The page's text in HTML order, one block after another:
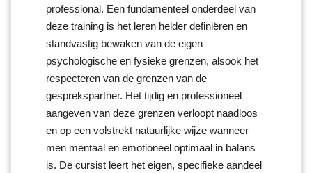
professional. Een fundamenteel onderdeel van
deze training is het leren helder definiëren en
standvastig bewaken van de eigen
psychologische en fysieke grenzen, alsook het
respecteren van de grenzen van de
gesprekspartner. Het tijdig en professioneel
aangeven van deze grenzen verloopt naadloos
en op een volstrekt natuurlijke wijze wanneer
men mentaal en emotioneel optimaal in balans
is. De cursist leert het eigen, specifieke aandeel